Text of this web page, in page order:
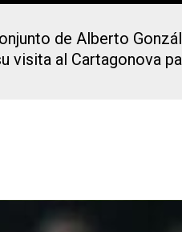
de Alberto
visita al Cartagonova